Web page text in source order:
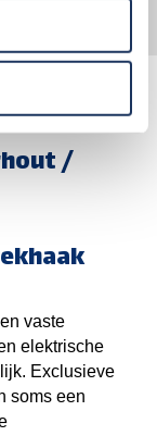
/
vaste
elektrische
Exclusieve
soms een